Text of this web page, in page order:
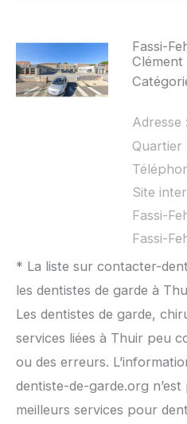
Fassi-
Clément
Adresse :
Quartier
Site
* La liste sur contacter-
les dentistes de garde à
Les dentistes de garde,
services liées à Thuir peu
ou des erreurs.
dentiste-de-garde.org
meilleurs services pour